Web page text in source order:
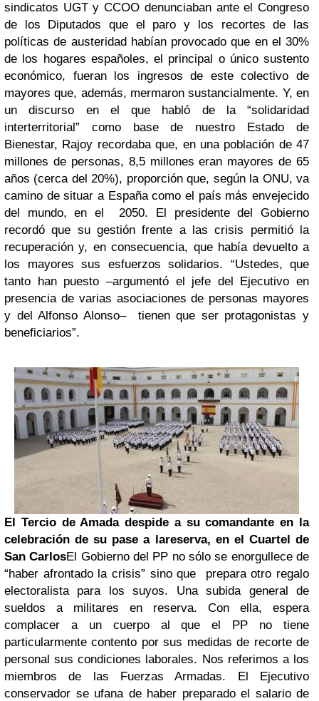
sindicatos UGT y CCOO denunciaban ante el Congreso
de los Diputados que el paro y los recortes de las
políticas de austeridad habían provocado que en el 30%
de los hogares españoles, el principal o único sustento
económico, fueran los ingresos de este colectivo de
mayores que, además, mermaron sustancialmente. Y, en
un discurso en el que habló de la “solidaridad
interterritorial” como base de nuestro Estado de
Bienestar, Rajoy recordaba que, en una población de 47
millones de personas, 8,5 millones eran mayores de 65
años (cerca del 20%), proporción que, según la ONU, va
camino de situar a España como el país más envejecido
del mundo, en el 2050. El presidente del Gobierno
recordó que su gestión frente a las crisis permitió la
recuperación y, en consecuencia, que había devuelto a
los mayores sus esfuerzos solidarios. “Ustedes, que
tanto han puesto –argumentó el jefe del Ejecutivo en
presencia de varias asociaciones de personas mayores
y del Alfonso Alonso– tienen que ser protagonistas y
beneficiarios”.
El Tercio de Amada despide a su comandante en la
celebración de su pase a lareserva, en el Cuartel de
San CarlosEl Gobierno del PP no sólo se enorgullece de
“haber afrontado la crisis” sino que prepara otro regalo
electoralista para los suyos. Una subida general de
sueldos a militares en reserva. Con ella, espera
complacer a un cuerpo al que el PP no tiene
particularmente contento por sus medidas de recorte de
personal sus condiciones laborales. Nos referimos a los
miembros de las Fuerzas Armadas. El Ejecutivo
conservador se ufana de haber preparado el salario de